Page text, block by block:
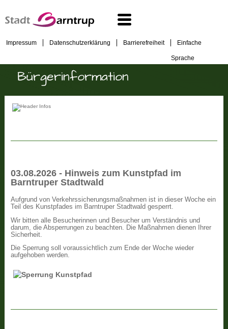
Impressum Datenschutzerklärung Barrierefreiheit Einfache
Sprache
Bürgerinformation
03.08.2026 - Hinweis zum Kunstpfad im
Barntruper Stadtwald
Aufgrund von Verkehrssicherungsmaßnahmen ist in dieser Woche ein
Teil des Kunstpfades im Barntruper Stadtwald gesperrt.
Wir bitten alle Besucherinnen und Besucher um Verständnis und
darum, die Absperrungen zu beachten. Die Maßnahmen dienen Ihrer
Sicherheit.
Die Sperrung soll voraussichtlich zum Ende der Woche wieder
aufgehoben werden.